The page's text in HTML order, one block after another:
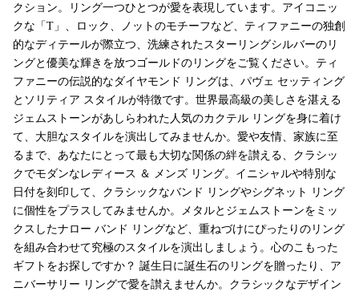
クション。リング一つひとつが愛を表現しています。アイコニッ
クな「T」、ロック、ノットのモチーフなど、ティファニーの独創
的なディテールが際立つ、洗練されたスターリングシルバーのリ
ングと優美な輝きを放つゴールドのリングをご覧ください。ティ
ファニーの伝説的なダイヤモンド リングは、パヴェ セッティング
とソリティア スタイルが特徴です。世界最高級の美しさを湛える
ジェムストーンがあしらわれた人気のカクテル リングを身に着け
て、大胆なスタイルを演出してみませんか。愛や友情、家族に至
るまで、あなたにとって最も大切な関係の絆を讃える、クラシッ
クでモダンなレディース ＆ メンズ リング。イニシャルや特別な
日付を刻印して、クラシックなバンド リングやシグネット リング
に個性をプラスしてみませんか。メタルとジェムストーンをミッ
クスしたナロー バンド リングなど、重ねづけにぴったりのリング
を組み合わせて究極のスタイルを演出しましょう。心のこもった
ギフトをお探しですか？ 誕生日に誕生石のリングを贈ったり、ア
ニバーサリー リングで愛を讃えませんか。クラシックなデザイン